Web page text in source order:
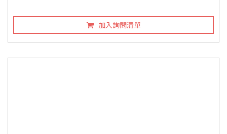
加入詢問清單